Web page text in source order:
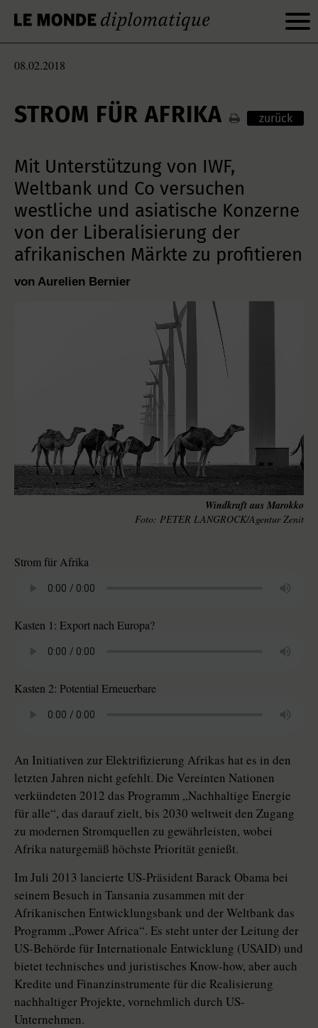
08.02.2018
STROM FÜR AFRIKA zurück
Mit Unterstützung von IWF,
Weltbank und Co versuchen
westliche und asiatische Konzerne
von der Liberalisierung der
afrikanischen Märkte zu profitieren
von Aurelien Bernier
Windkraft aus Marokko
PETER LANGROCK/Agentur Zenit
Strom für Afrika
Kasten 1: Export nach Europa?
Kasten 2: Potential Erneuerbare
An Initiativen zur Elektrifizierung Afrikas hat es in den
letzten Jahren nicht gefehlt. Die Vereinten Nationen
verkündeten 2012 das Programm „Nachhaltige Energie
für alle“, das darauf zielt, bis 2030 weltweit den Zugang
zu modernen Stromquellen zu gewährleisten, wobei
Afrika naturgemäß höchste Priorität genießt.
Im Juli 2013 lancierte US-Präsident Barack Obama bei
seinem Besuch in Tansania zusammen mit der
Afrikanischen Entwicklungsbank und der Weltbank das
Programm „Power Africa“. Es steht unter der Leitung der
US-Behörde für Internationale Entwicklung (USAID) und
bietet technisches und juristisches Know-how, aber auch
Kredite und Finanzinstrumente für die Realisierung
nachhaltiger Projekte, vornehmlich durch US-
Unternehmen.